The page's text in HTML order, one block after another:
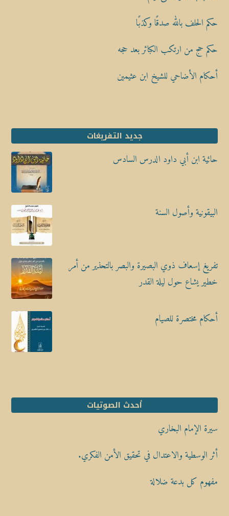
حكم الحلف بالله صدقًا وكذبًا
حكم حج من ارتكب الكبائر بعد حجه
أحكام الأضاحي للشيخ ابن عثيمين
جديد التفريغات
حائية ابن أبي داود الدرس السادس
البيقونية وأصول السنة
تفريغ إسعاف ذوي البصيرة والبصر بالتحذير من أمر
خطير يشاع حول ليلة القدر
أحكام مختصرة للصيام
أحدث الصوتيات
سيرة الإمام البخاري
أثر الوسطية والاعتدال في تحقيق الأمن الفكري.
مفهوم كل بدعة ضلالة